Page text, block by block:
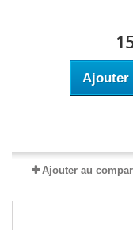
Ajouter
Ajouter au